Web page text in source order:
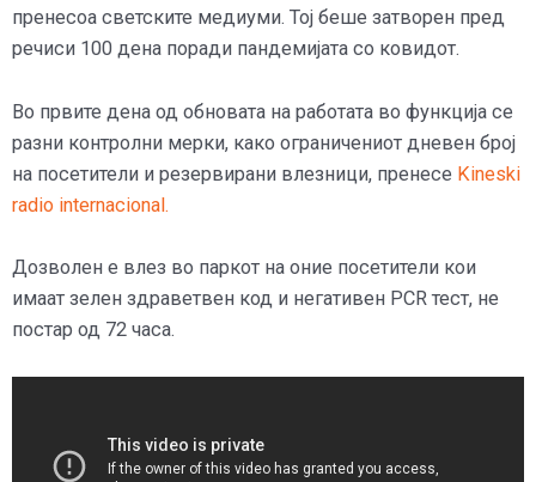
пренесоа светските медиуми. Тој беше затворен пред
речиси 100 дена поради пандемијата со ковидот.
Во првите дена од обновата на работата во функција се
разни контролни мерки, како ограничениот дневен број
на посетители и резервирани влезници, пренесе Kineski
radio internacional.
Дозволен е влез во паркот на оние посетители кои
имаат зелен здраветвен код и негативен PCR тест, не
постар од 72 часа.